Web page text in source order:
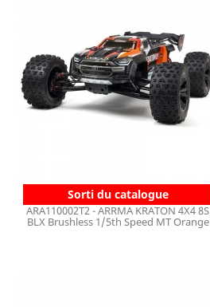
Sorti du catalogue
ARA110002T2 - ARRMA KRATON 4X4 8S
BLX Brushless 1/5th Speed MT Orange